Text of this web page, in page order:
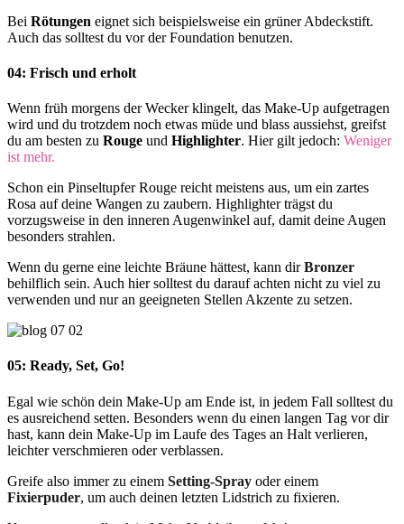
Bei Rötungen eignet sich beispielsweise ein grüner Abdeckstift.
Auch das solltest du vor der Foundation benutzen.
04: Frisch und erholt
Wenn früh morgens der Wecker klingelt, das Make-Up aufgetragen
wird und du trotzdem noch etwas müde und blass aussiehst, greifst
du am besten zu Rouge und Highlighter. Hier gilt jedoch: Weniger
ist mehr.
Schon ein Pinseltupfer Rouge reicht meistens aus, um ein zartes
Rosa auf deine Wangen zu zaubern. Highlighter trägst du
vorzugsweise in den inneren Augenwinkel auf, damit deine Augen
besonders strahlen.
Wenn du gerne eine leichte Bräune hättest, kann dirBronzer
behilflich sein. Auch hier solltest du darauf achten nicht zu viel zu
verwenden und nur an geeigneten Stellen Akzente zu setzen.
05: Ready, Set, Go!
Egal wie schön dein Make-Up am Ende ist, in jedem Fall solltest du
es ausreichend setten. Besonders wenn du einen langen Tag vor dir
hast, kann dein Make-Up im Laufe des Tages an Halt verlieren,
leichter verschmieren oder verblassen.
Greife also immer zu einem Setting-Spray oder einem
Fixierpuder, um auch deinen letzten Lidstrich zu fixieren.